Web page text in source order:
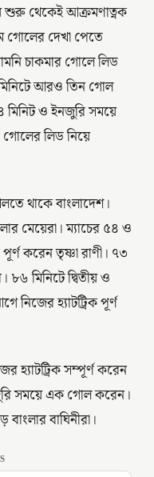
শুরু থেকেই আক্রমণাত্নক
গোলের দেখা পেতে
চাকমার গোলে লিড
মিনিটে আরও তিন গোল
মিনিট ও ইনজুরি সময়ে
লিড নিয়ে
থাকে বাংলাদেশ।
মেয়েরা। ম্যাচের ৫৪ ও
করেন তৃষ্ণা রাণী। ৭৩
মিনিটে দ্বিতীয় ও
নিজের হ্যাটট্রিক পূর্ণ
হ্যাটট্রিক সম্পূর্ণ করেন
সময়ে এক গোল করেন।
বাঘিনীরা।